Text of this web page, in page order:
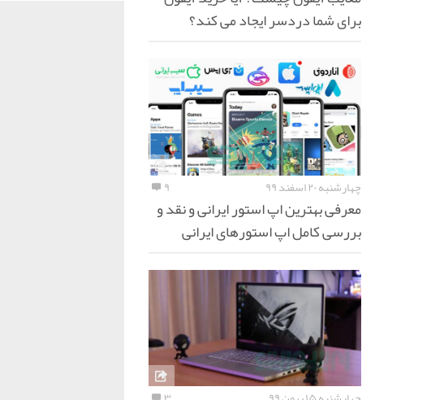
برای شما دردسر ایجاد می کند؟
چهارشنبه ۲۰ اسفند ۹۹ ۹
معرفی بهترین اپ استور ایرانی و نقد و
بررسی کامل اپ استورهای ایرانی